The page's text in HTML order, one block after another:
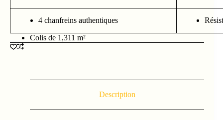
4 chanfreins authentiques
Colis de 1,311 m²
Description